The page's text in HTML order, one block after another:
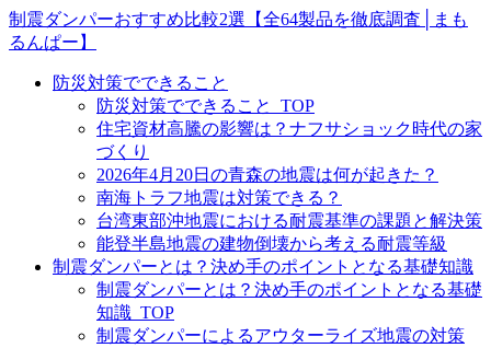
制震ダンパーおすすめ比較2選【全64製品を徹底調査│まも
るんぱー】
防災対策でできること
防災対策でできること_TOP
住宅資材高騰の影響は？ナフサショック時代の家
づくり
2026年4月20日の青森の地震は何が起きた？
南海トラフ地震は対策できる？
台湾東部沖地震における耐震基準の課題と解決策
能登半島地震の建物倒壊から考える耐震等級
制震ダンパーとは？決め手のポイントとなる基礎知識
制震ダンパーとは？決め手のポイントとなる基礎
知識_TOP
制震ダンパーによるアウターライズ地震の対策